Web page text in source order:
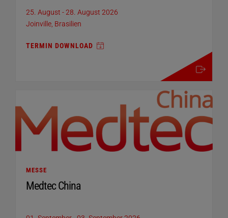
25. August -28. August 2026
Joinville, Brasilien
TERMIN DOWNLOAD
mehr details
MESSE
Medtec China